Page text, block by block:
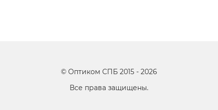
© Оптиком СПБ 2015 - 2026
Все права защищены.